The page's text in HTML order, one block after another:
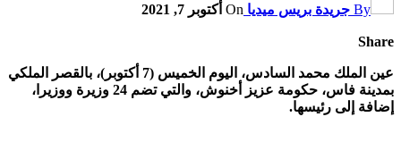
By جريدة بريس ميديا On أكتوبر 7, 2021
Share
عين الملك محمد السادس، اليوم الخميس (7 أكتوبر)، بالقصر الملكي
بمدينة فاس، حكومة عزيز أخنوش، والتي تضم 24 وزيرة ووزيرا،
إضافة إلى رئيسها.